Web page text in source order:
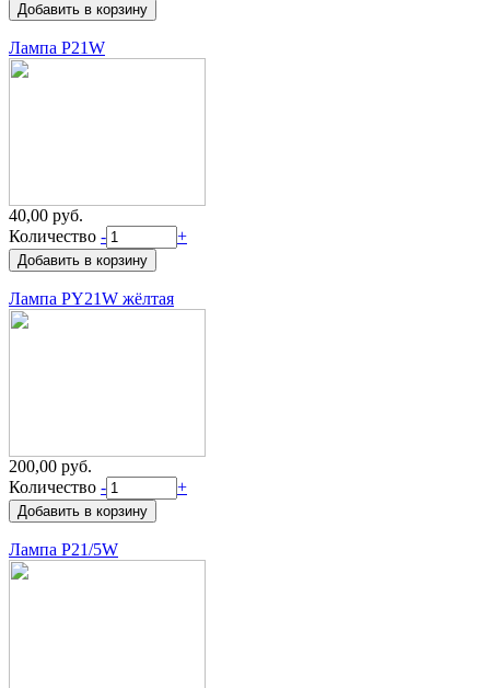
Лампа P21W
40,00 руб.
Количество - +
Лампа PY21W жёлтая
200,00 руб.
Количество - +
Лампа P21/5W